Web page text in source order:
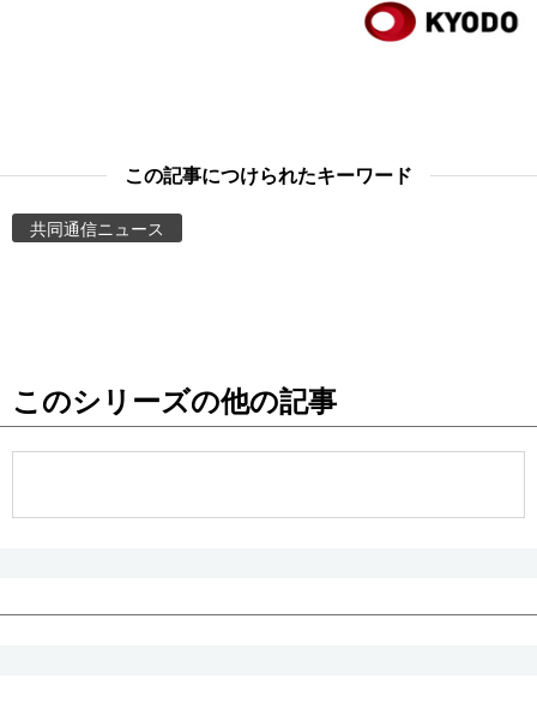
お知らせ
この記事につけられたキーワード
共同通信ニュース
このシリーズの他の記事